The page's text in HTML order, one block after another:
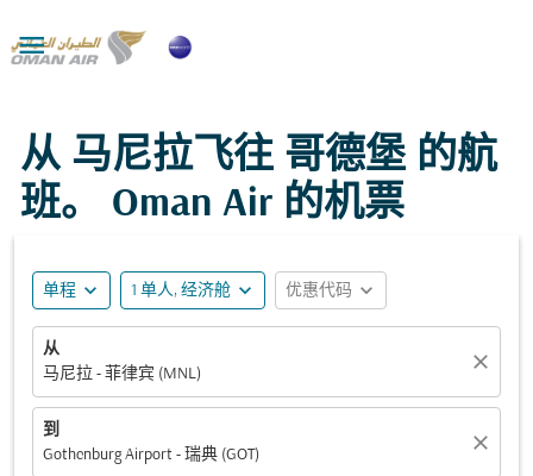

从 马尼拉飞往 哥德堡 的航
班。 Oman Air 的机票
单程 expand_more 1 单人, 经济舱 expand_more 优惠代码 expand_more
从
马尼拉 - 菲律宾 (MNL)
close
到
Gothenburg Airport - 瑞典 (GOT)
close